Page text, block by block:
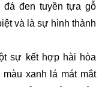
đá đen tuyền tựa gỗ
và là sự hình thành
sự kết hợp hài hòa
xanh lá mát mắt